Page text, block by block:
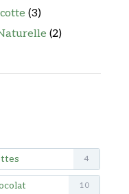
(3)
(2)
4
10